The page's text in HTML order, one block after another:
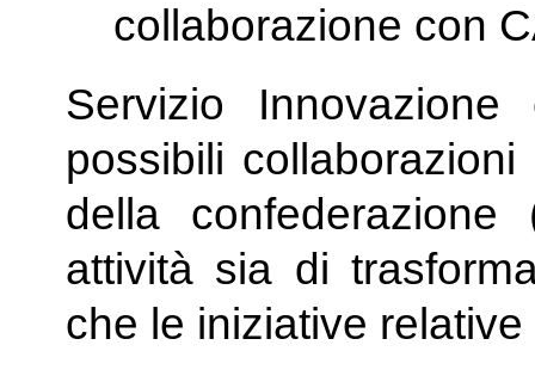
collaborazione con
Servizio
possibili
della
attività sia di
che le iniziative